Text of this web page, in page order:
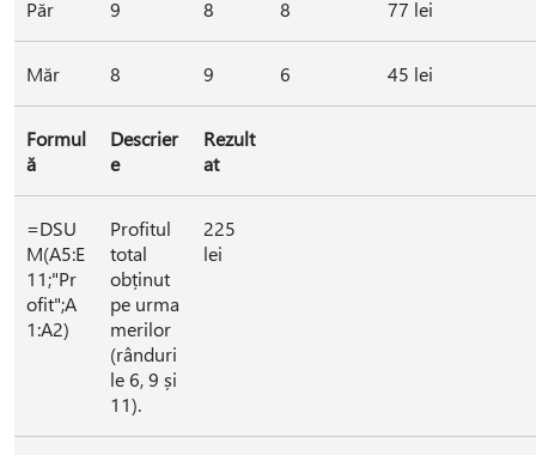
Păr 9 8 8 77 lei
Măr 8 9 6 45 lei
Formul
ă
Descrier
e
Rezult
at
=DSU
M(A5:E
11;"Pr
ofit";A
1:A2)
Profitul
total
obținut
pe urma
merilor
(rânduri
le 6, 9 și
11).
225
lei